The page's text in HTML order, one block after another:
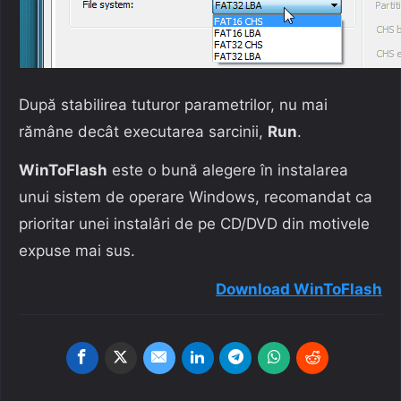
După stabilirea tuturor parametrilor, nu mai
rămâne decât executarea sarcinii, Run.
WinToFlash este o bună alegere în instalarea
unui sistem de operare Windows, recomandat ca
prioritar unei instalâri de pe CD/DVD din motivele
expuse mai sus.
Download WinToFlash